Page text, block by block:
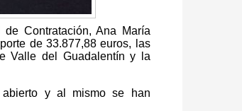
Contratación, Ana María
de 33.877,88 euros, las
Valle del Guadalentín y la
abierto y al mismo se han